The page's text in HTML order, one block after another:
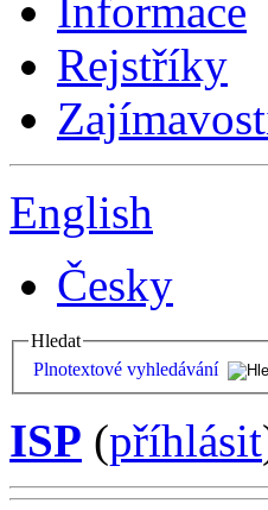
Informace
Rejstříky
English
Česky
Hledat
Plnotextové vyhledávání
ISP (příhlásit